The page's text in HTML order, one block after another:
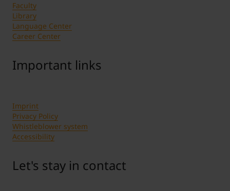
Faculty
Library
Language Center
Career Center
Important links
Imprint
Privacy Policy
Whistleblower system
Accessibility
Let's stay in contact